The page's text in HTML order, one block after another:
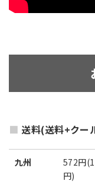
送料(送料+クー
九州
572円
円)